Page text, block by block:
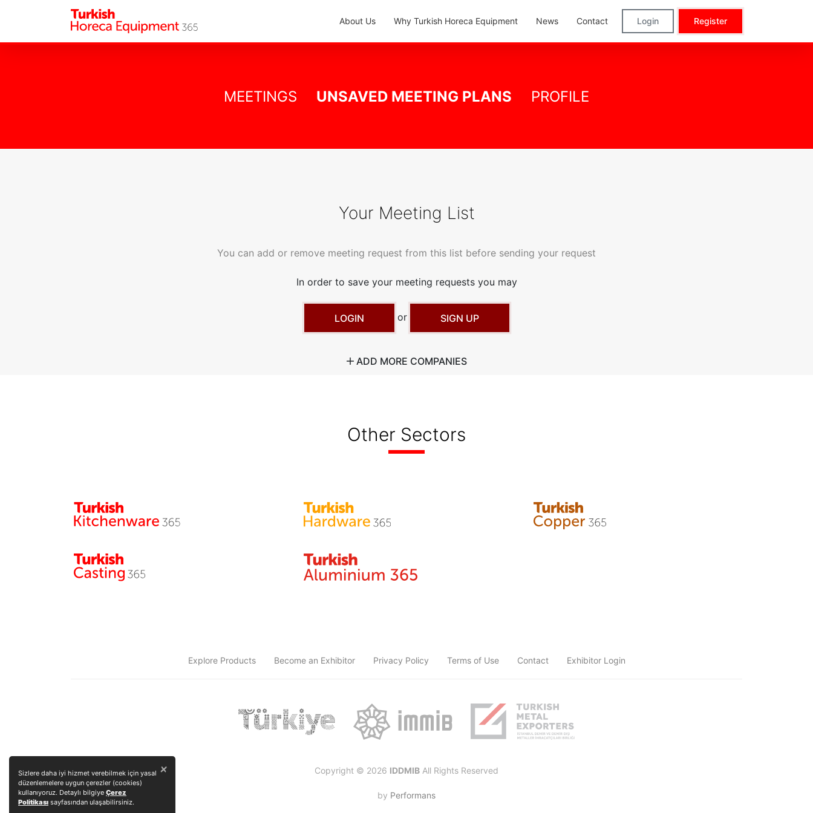
About Us Why Turkish Horeca Equipment News Contact Login Register
MEETINGS UNSAVED MEETING PLANS PROFILE
Your Meeting List
You can add or remove meeting request from this list before sending your request
In order to save your meeting requests you may
LOGIN or SIGN UP
ADD MORE COMPANIES
Other Sectors
Explore Products Become an Exhibitor Privacy Policy Terms of Use Contact Exhibitor Login
Copyright © 2026 IDDMIB All Rights Reserved
by Performans
×
Sizlere daha iyi hizmet verebilmek için yasal
düzenlemelere uygun çerezler (cookies)
kullanıyoruz. Detaylı bilgiye Çerez
Politikası sayfasından ulaşabilirsiniz.